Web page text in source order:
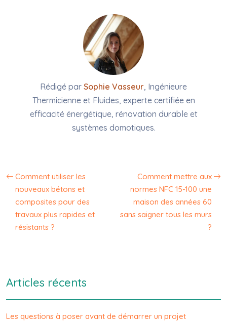
Rédigé par Sophie Vasseur, Ingénieure
Thermicienne et Fluides, experte certifiée en
efficacité énergétique, rénovation durable et
systèmes domotiques.
Comment utiliser les
nouveaux bétons et
composites pour des
travaux plus rapides et
résistants ?
Comment mettre aux
normes NFC 15-100 une
maison des années 60
sans saigner tous les murs
?
Articles récents
Les questions à poser avant de démarrer un projet